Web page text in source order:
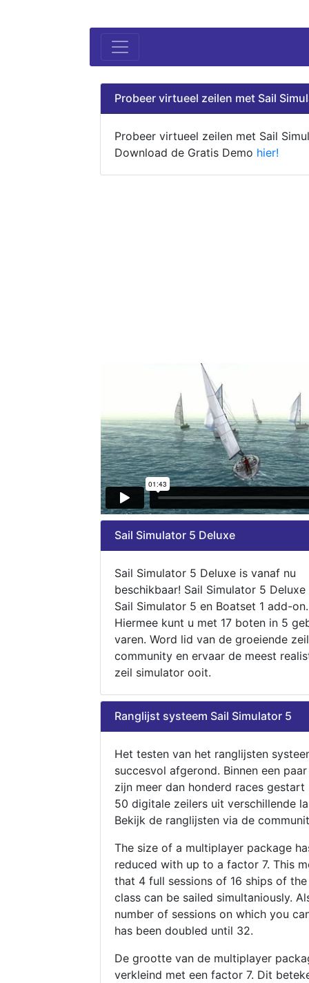
Probeer virtueel zeilen met Sail
Probeer virtueel zeilen met Sail
Download de Gratis Demo hier!
Sail Simulator 5 Deluxe
Sail Simulator 5 Deluxe is vanaf nu
beschikbaar! Sail Simulator 5
Sail Simulator 5 en Boatset 1 add-on.
Hiermee kunt u met 17 boten in 5
varen. Word lid van de groeiende zeil
community en ervaar de meest
zeil simulator ooit.
Ranglijst systeem Sail Simulator 5
Het testen van het ranglijsten
succesvol afgerond. Binnen een
zijn meer dan honderd races gestart
50 digitale zeilers uit verschillende
Bekijk de ranglijsten via de
The size of a multiplayer package
reduced with up to a factor 7. This
that 4 full sessions of 16 ships of
class can be sailed simultaniously.
number of sessions on which you
has been doubled until 32.
De grootte van de multiplayer
verkleind met een factor 7. Dit